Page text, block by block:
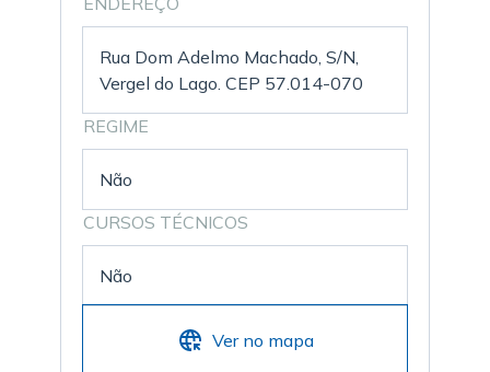
Rua Dom Adelmo Machado, S/N,
Vergel do Lago. CEP 57.014-070
REGIME
Não
CURSOS TÉCNICOS
Não
Ver no mapa